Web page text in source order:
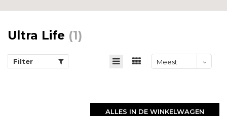
Ultra Life (1)
Filter
Meest
ALLES IN DE WINKELWAGEN